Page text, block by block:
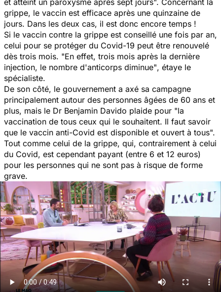
grippe, le vaccin est efficace après une quinzaine de
jours. Dans les deux cas, il est donc encore temps !
Si le vaccin contre la grippe est conseillé une fois par an,
celui pour se protéger du Covid-19 peut être renouvelé
dès trois mois. "En effet, trois mois après la dernière
injection, le nombre d'anticorps diminue", étaye le
spécialiste.
De son côté, le gouvernement a axé sa campagne
principalement autour des personnes âgées de 60 ans et
plus, mais le Dr Benjamin Davido plaide pour "la
vaccination de tous ceux qui le souhaitent. Il faut savoir
que le vaccin anti-Covid est disponible et ouvert à tous".
Tout comme celui de la grippe, qui, contrairement à celui
du Covid, est cependant payant (entre 6 et 12 euros)
pour les personnes qui ne sont pas à risque de forme
grave.